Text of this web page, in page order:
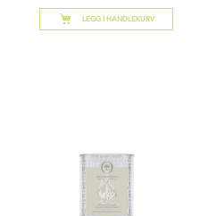
LEGG I HANDLEKURV